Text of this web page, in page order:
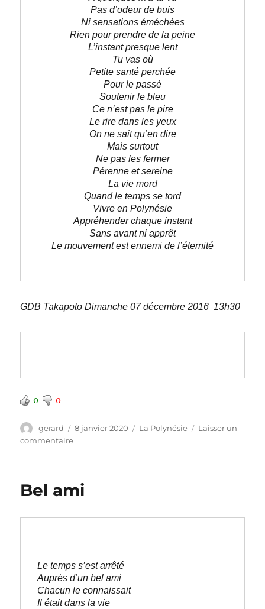
Pas d’odeur de buis
Ni sensations éméchées
Rien pour prendre de la peine
L’instant presque lent
Tu vas où
Petite santé perchée
Pour le passé
Soutenir le bleu
Ce n’est pas le pire
Le rire dans les yeux
On ne sait qu’en dire
Mais surtout
Ne pas les fermer
Pérenne et sereine
La vie mord
Quand le temps se tord
Vivre en Polynésie
Appréhender chaque instant
Sans avant ni apprêt
Le mouvement est ennemi de l’éternité
GDB Takapoto Dimanche 07 décembre 2016 13h30
0 0
Auteur
gerard
Publié
8 janvier 2020 Catégories
La Polynésie
Laisser un
commentairesur
Bel ami
Le temps s’est arrêté
Auprès d’un bel ami
Chacun le connaissait
Il était dans la vie